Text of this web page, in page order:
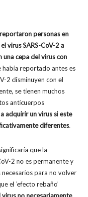
personas en
virus SARS-CoV-2 a
cepa del virus con
había reportado antes es
2 disminuyen con el
se tienen muchos
anticuerpos
adquirir un virus si este
diferentes.
que la
2 no es permanente y
para no volver
el ‘efecto rebaño’